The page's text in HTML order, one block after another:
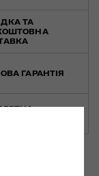
ТА
ГАРАНТІЯ